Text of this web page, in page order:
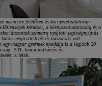
felelősen és környezettudatosan
kérdései, a környezettudatosság és a
számára nyújtott segítségnyújtás
megtiszteltetés és büszkeség volt
egy magyar gyermek munkája is a legjobb 20
BTL kommunikációs és
is felelt.